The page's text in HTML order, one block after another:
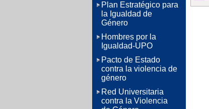
Plan Estratégico para
la Igualdad de
Género
Hombres por la
Igualdad-UPO
Pacto de Estado
contra la violencia de
género
Red Universitaria
contra la Violencia